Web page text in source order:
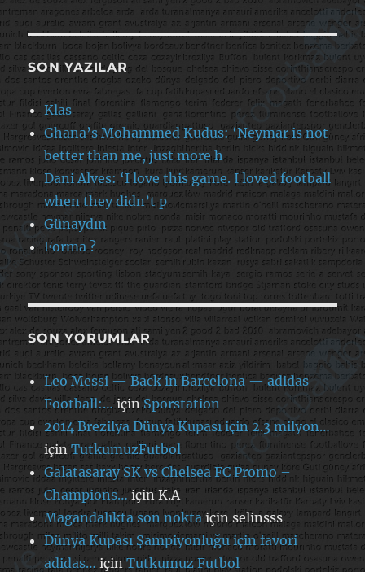
SON YAZILAR
Klas
Ghana’s Mohammed Kudus: ‘Neymar is not
better than me, just more h
Dani Alves: ‘I love this game. I loved football
when they didn’t p
Günaydın
Forma ?
SON YORUMLAR
Leo Messi — Back in Barcelona — adidas
Football:…içinSporstation
2014 Brezilya Dünya Kupası için 2.3 milyon…
içinTutkumuzFutbol
Galatasaray SK vs Chelsea FC Promo –
Champions…içinK.A
Magandalıkta son nokta içinselinsss
Dünya Kupası Şampiyonluğu için favori
adidas… içinTutkumuz Futbol